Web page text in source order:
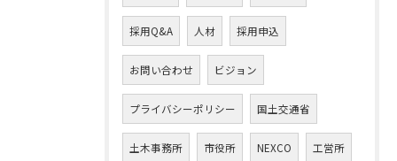
採用Q&A 人材 採用申込
お問い合わせ ビジョン
プライバシーポリシー 国土交通省
土木事務所 市役所 NEXCO 工営所